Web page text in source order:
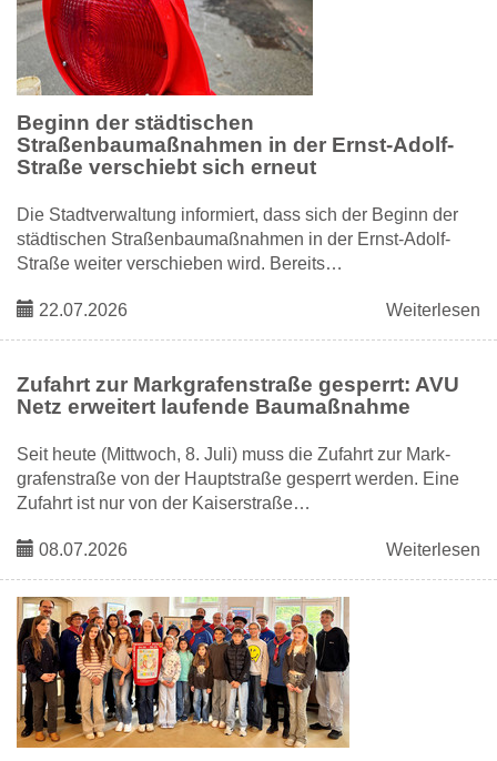
Beginn der städtischen
Straßenbaumaßnahmen in der Ernst-Adolf-
Straße verschiebt sich erneut
Die Stadtverwaltung informiert, dass sich der Beginn der
städtischen Straßenbaumaßnahmen in der Ernst-Adolf-
Straße weiter verschieben wird. Bereits…
22.07.2026 Weiterlesen
Zufahrt zur Markgrafenstraße gesperrt: AVU
Netz erweitert laufende Baumaßnahme
Seit heute (Mittwoch, 8. Juli) muss die Zufahrt zur Mark­
grafenstraße von der Hauptstraße gesperrt werden. Eine
Zufahrt ist nur von der Kaiserstraße…
08.07.2026 Weiterlesen